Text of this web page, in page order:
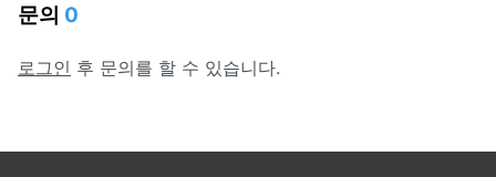
문의 0
로그인 후 문의를 할 수 있습니다.